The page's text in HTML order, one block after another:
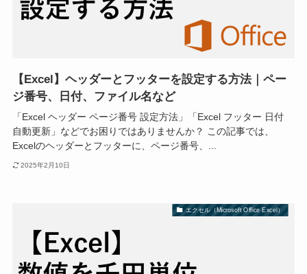
【Excel】ヘッダーとフッターを設定する方法｜ペー
ジ番号、日付、ファイル名など
「Excel ヘッダー ページ番号 設定方法」「Excel フッター 日付
自動更新」などでお困りではありませんか？ この記事では、
Excelのヘッダーとフッターに、ページ番号、...
2025年2月10日
エクセル（Microsoft Office Excel）